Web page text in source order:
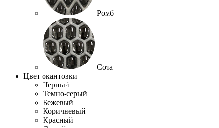
Ромб
Сота
Цвет окантовки
Черный
Темно-серый
Бежевый
Коричневый
Красный